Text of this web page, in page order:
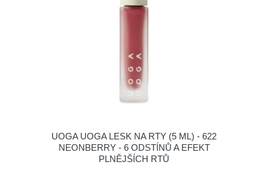
UOGA UOGA LESK NA RTY (5 ML) - 622
NEONBERRY - 6 ODSTÍNŮ A EFEKT
PLNĚJŠÍCH RTŮ